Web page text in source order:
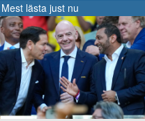
Mest lästa just nu